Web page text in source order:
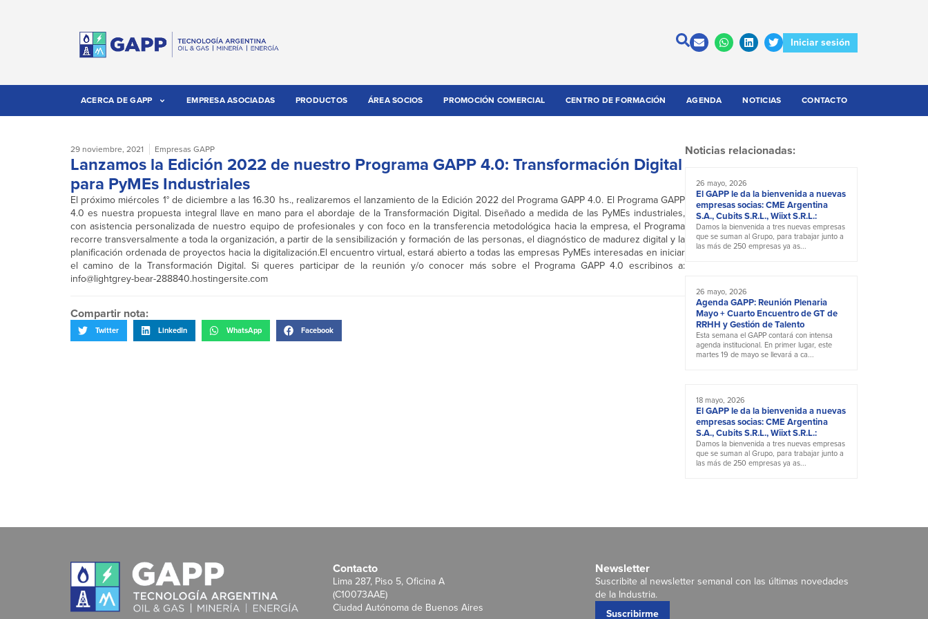
Iniciar sesión
ACERCA DE GAPP EMPRESA ASOCIADAS PRODUCTOS ÁREA SOCIOS PROMOCIÓN COMERCIAL CENTRO DE FORMACIÓN AGENDA NOTICIAS CONTACTO
29 noviembre, 2021 Empresas GAPP
Lanzamos la Edición 2022 de nuestro Programa GAPP 4.0: Transformación Digital
para PyMEs Industriales
El próximo miércoles 1° de diciembre a las 16.30 hs., realizaremos el lanzamiento de la Edición 2022 del Programa GAPP 4.0. El Programa GAPP
4.0 es nuestra propuesta integral llave en mano para el abordaje de la Transformación Digital. Diseñado a medida de las PyMEs industriales,
con asistencia personalizada de nuestro equipo de profesionales y con foco en la transferencia metodológica hacia la empresa, el Programa
recorre transversalmente a toda la organización, a partir de la sensibilización y formación de las personas, el diagnóstico de madurez digital y la
planificación ordenada de proyectos hacia la digitalización.El encuentro virtual, estará abierto a todas las empresas PyMEs interesadas en iniciar
el camino de la Transformación Digital. Si queres participar de la reunión y/o conocer más sobre el Programa GAPP 4.0 escribinos a:
info@lightgrey-bear-288840.hostingersite.com
Compartir nota:
Twitter LinkedIn WhatsApp Facebook
Noticias relacionadas:
26 mayo, 2026
El GAPP le da la bienvenida a nuevas
empresas socias: CME Argentina
S.A., Cubits S.R.L., Wiixt S.R.L.:
Damos la bienvenida a tres nuevas empresas
que se suman al Grupo, para trabajar junto a
las más de 250 empresas ya as...
26 mayo, 2026
Agenda GAPP: Reunión Plenaria
Mayo + Cuarto Encuentro de GT de
RRHH y Gestión de Talento
Esta semana el GAPP contará con intensa
agenda institucional. En primer lugar, este
martes 19 de mayo se llevará a ca...
18 mayo, 2026
El GAPP le da la bienvenida a nuevas
empresas socias: CME Argentina
S.A., Cubits S.R.L., Wiixt S.R.L.:
Damos la bienvenida a tres nuevas empresas
que se suman al Grupo, para trabajar junto a
las más de 250 empresas ya as...
Contacto
Lima 287, Piso 5, Oficina A
(C10073AAE)
Ciudad Autónoma de Buenos Aires
Newsletter
Suscribite al newsletter semanal con las últimas novedades
de la Industria.
Suscribirme